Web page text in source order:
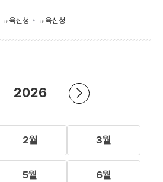
교육신청 교육신청
2026
2월 3월
5월 6월